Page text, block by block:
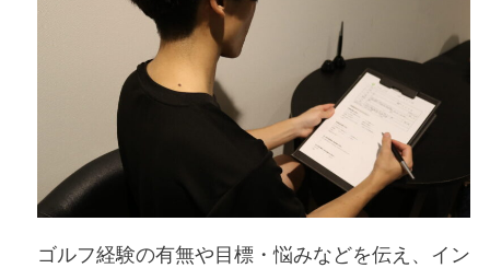
ゴルフ経験の有無や目標・悩みなどを伝え、イン